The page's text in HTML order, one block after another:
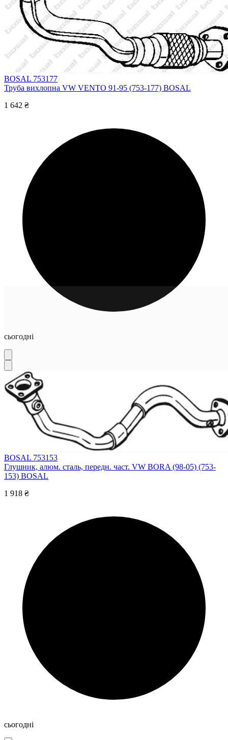
BOSAL 753177
Труба вихлопна VW VENTO 91-95 (753-177) BOSAL
1 642 ₴
сьогодні
BOSAL 753153
Глушник, алюм. сталь, передн. част. VW BORA (98-05) (753-
153) BOSAL
1 918 ₴
сьогодні